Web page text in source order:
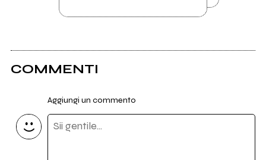
COMMENTI
Aggiungi un commento